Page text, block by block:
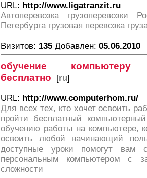
URL: http://www.ligatranzit.ru
Автоперевозка
Петербурга грузовая перевозка
Визитов: 135 Добавлен: 05.06.2010
обучение
бесплатно [ru]
URL: http://www.computerhom.ru/
Для всех тех, кто хочет освоить
пройти бесплатный
обучению работы на компьютере,
освоить любой начинающий
доступные уроки помогут вам
персональным компьютером с
сложности